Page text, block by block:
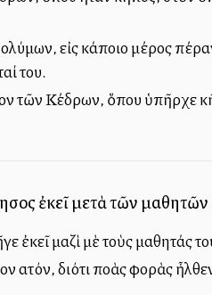
εἰς κάποιο μέρος
του.
τῶν Κέδρων, ὅπου ὑπῆρχε
ἐκεῖ μετὰ τῶν μαθητῶν
ἐκεῖ μαζὶ μὲ τοὺς μαθητάς
διότι πολλὰς φορὰς